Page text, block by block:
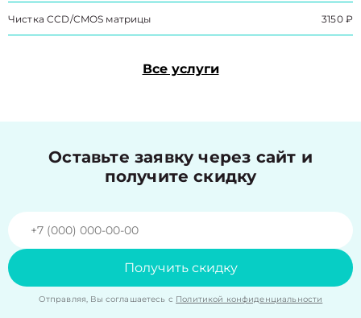
Чистка CCD/CMOS матрицы 3150 ₽
Все услуги
Оставьте заявку через сайт и
получите скидку
Получить скидку
Отправляя, Вы соглашаетесь с Политикой конфиденциальности